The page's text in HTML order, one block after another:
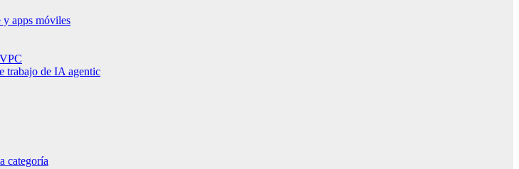
y apps móviles
trabajo de IA agentic
categoría